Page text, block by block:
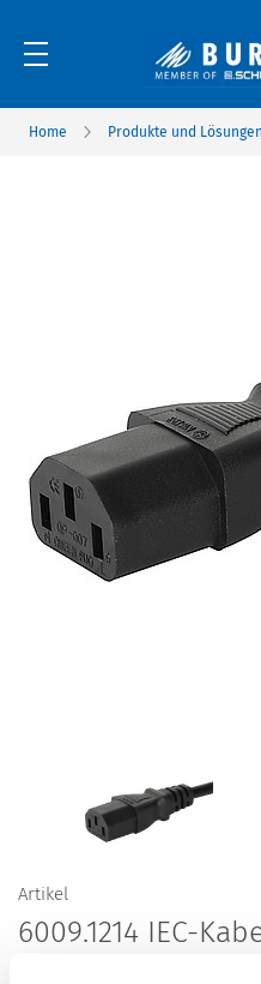
Home Produkte und Lösungen
Artikel
6009.1214 IEC-